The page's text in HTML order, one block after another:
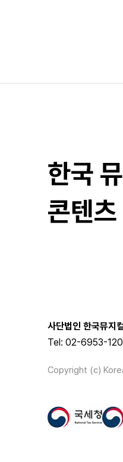
한국
콘텐
사단법인 한국뮤지
Tel: 02-6953-
Copyright (c)